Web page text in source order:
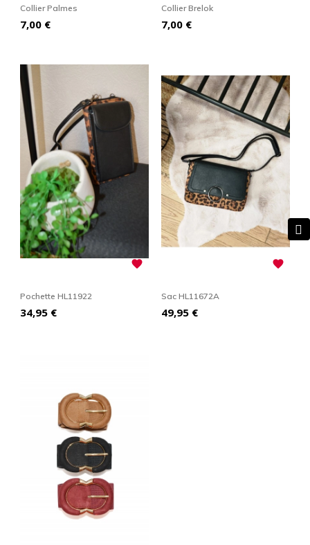
Collier Palmes
Prix
7,00 €
Collier Brelok
Prix
7,00 €

Pochette HL11922
Prix
34,95 €

Sac HL11672A
Prix
49,95 €